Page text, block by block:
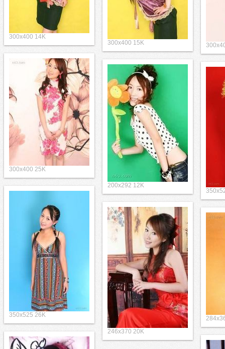
300x400 14K
300x400 15K
300x400 25K
200x292 12K
350x525 26K
246x370 20K